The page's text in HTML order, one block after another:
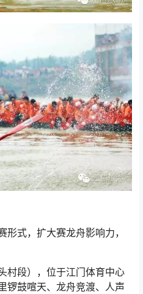
式，扩大赛龙舟影响力，
村段），位于江门体育中心
锣鼓喧天、龙舟竞渡、人声